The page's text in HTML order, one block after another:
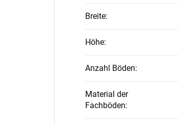
Breite:
Höhe:
Anzahl Böden:
Material der
Fachböden: